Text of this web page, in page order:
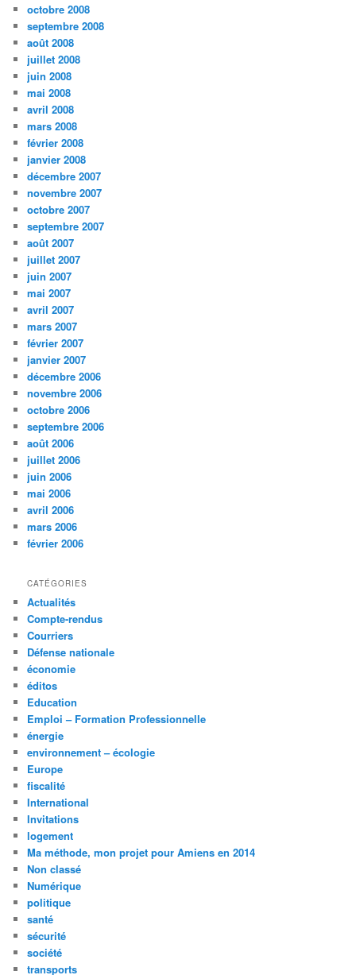
octobre 2008
septembre 2008
août 2008
juillet 2008
juin 2008
mai 2008
avril 2008
mars 2008
février 2008
janvier 2008
décembre 2007
novembre 2007
octobre 2007
septembre 2007
août 2007
juillet 2007
juin 2007
mai 2007
avril 2007
mars 2007
février 2007
janvier 2007
décembre 2006
novembre 2006
octobre 2006
septembre 2006
août 2006
juillet 2006
juin 2006
mai 2006
avril 2006
mars 2006
février 2006
CATÉGORIES
Actualités
Compte-rendus
Courriers
Défense nationale
économie
éditos
Education
Emploi – Formation Professionnelle
énergie
environnement – écologie
Europe
fiscalité
International
Invitations
logement
Ma méthode, mon projet pour Amiens en 2014
Non classé
Numérique
politique
santé
sécurité
société
transports